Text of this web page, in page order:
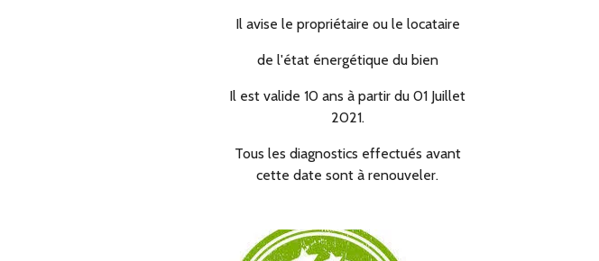
Il avise le propriétaire ou le locataire
de l'état énergétique du bien
Il est valide 10 ans à partir du 01 Juillet
2021.
Tous les diagnostics effectués avant
cette date sont à renouveler.